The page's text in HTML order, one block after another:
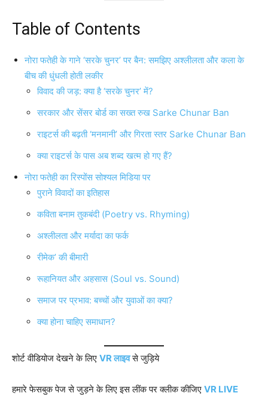
Table of Contents
नोरा फतेही के गाने ‘सरके चुनर’ पर बैन: समझिए अश्लीलता और कला के
बीच की धुंधली होती लकीर
विवाद की जड़: क्या है ‘सरके चुनर’ में?
सरकार और सेंसर बोर्ड का सख्त रुख Sarke Chunar Ban
राइटर्स की बढ़ती ‘मनमानी’ और गिरता स्तर Sarke Chunar Ban
क्या राइटर्स के पास अब शब्द खत्म हो गए हैं?
नोरा फतेही का रिस्पोंस सोश्यल मिडिया पर
पुराने विवादों का इतिहास
कविता बनाम तुकबंदी (Poetry vs. Rhyming)
अश्लीलता और मर्यादा का फर्क
रीमेक’ की बीमारी
रूहानियत और अहसास (Soul vs. Sound)
समाज पर प्रभाव: बच्चों और युवाओं का क्या?
क्या होना चाहिए समाधान?
शोर्ट वीडियोज देखने के लिए VR लाइवसे जुड़िये
हमारे फेसबुक पेज से जुड़ने के लिए इस लींक पर क्लीक कीजिए VR LIVE